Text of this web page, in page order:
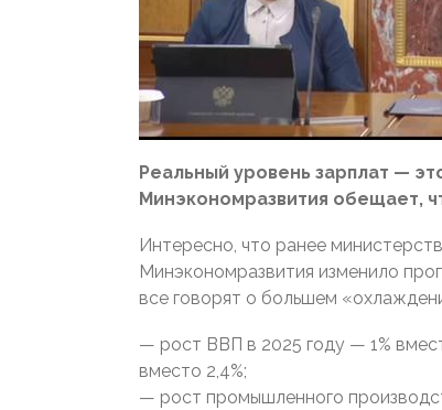
Реальный уровень зарплат —
Минэкономразвития обещает,
Интересно, что ранее
Минэкономразвития изменило
все говорят о большем
— рост ВВП в 2025 году — 1%
вместо 2,4%;
— рост промышленного